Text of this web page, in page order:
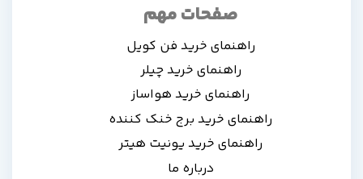
صفحات مهم
راهنمای خرید فن کویل
راهنمای خرید چیلر
راهنمای خرید هواساز
راهنمای خرید برج خنک کننده
راهنمای خرید یونیت هیتر
درباره ما